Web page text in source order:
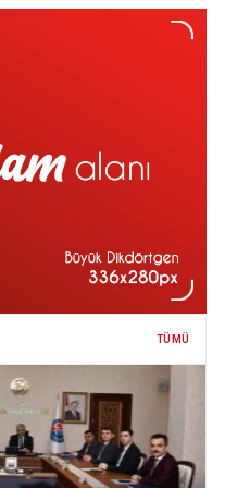
TÜMÜ